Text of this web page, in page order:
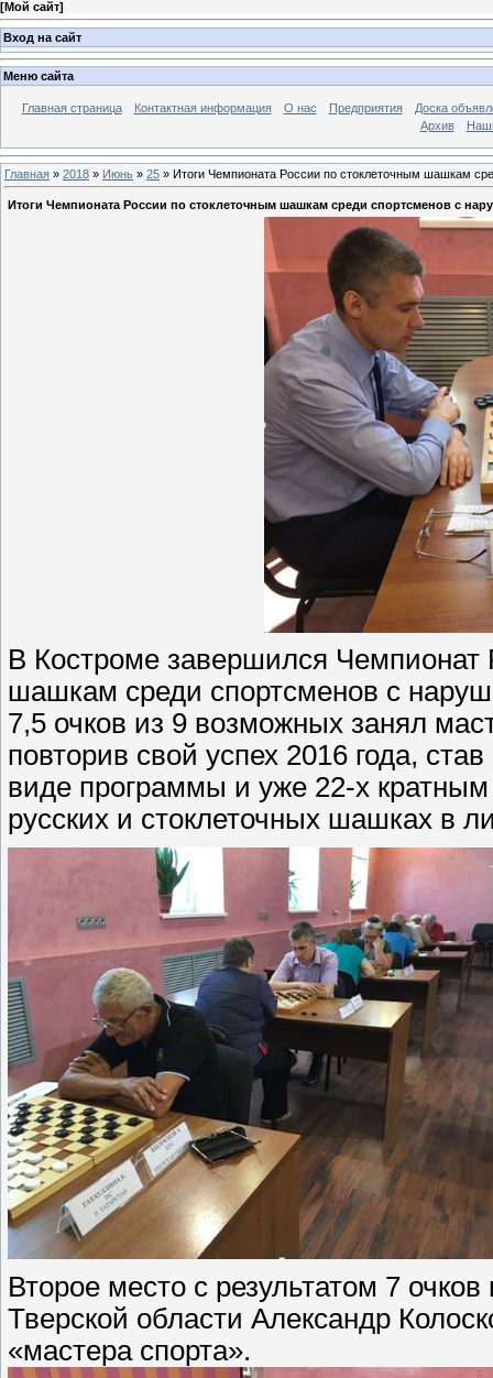
[Мой сайт]
Вход на сайт
Меню сайта
Главная страница Контактная информация О нас Предприятия
Доска
Архив
Главная » 2018 » Июнь » 25 » Итоги Чемпионата России по стоклеточным шашкам
Итоги Чемпионата России по стоклеточным шашкам среди спортсменов с
В Костроме завершился
шашкам среди спортсменов с
7,5 очков из 9 возможных занял
повторив свой успех 2016 года,
виде программы и уже 22-х
русских и стоклеточных шашках в
Второе место с результатом 7
Тверской области Александр
«мастера спорта».